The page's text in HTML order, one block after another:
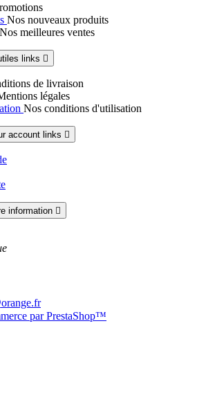
Nos nouveaux produits
Nos meilleures ventes
links 
de livraison
légales
Nos conditions d'utilisation
account links 
information 
par PrestaShop™